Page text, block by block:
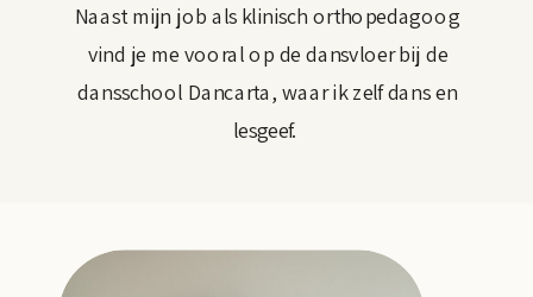
Naast mijn job als klinisch orthopedagoog
vind je me vooral op de dansvloer bij de
dansschool Dancarta, waar ik zelf dans en
lesgeef.